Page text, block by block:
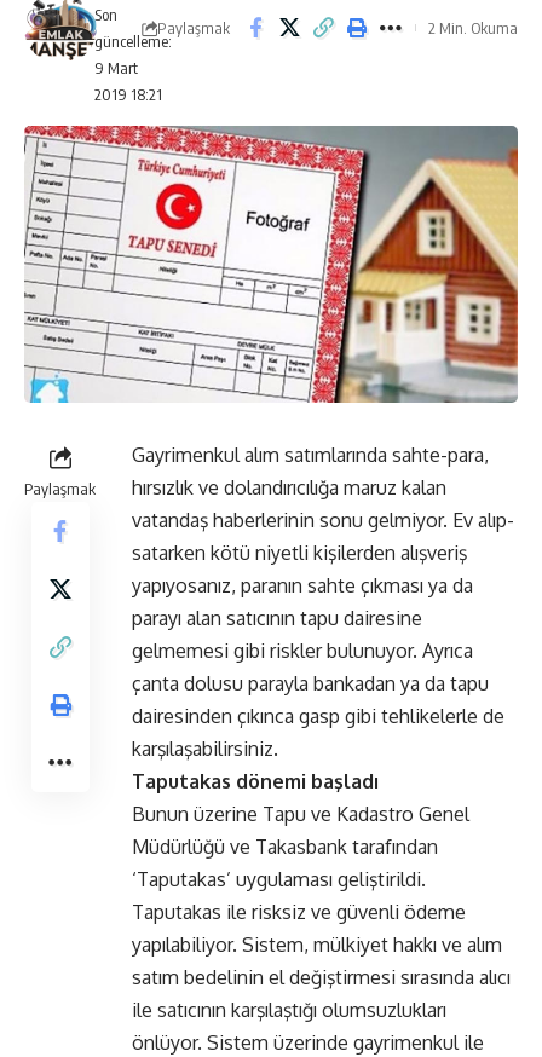
Son
güncelleme:
9 Mart
2019 18:21
Paylaşmak 2 Min. Okuma
Paylaşmak
Gayrimenkul alım satımlarında sahte-para,
hırsızlık ve dolandırıcılığa maruz kalan
vatandaş haberlerinin sonu gelmiyor. Ev alıp-
satarken kötü niyetli kişilerden alışveriş
yapıyosanız, paranın sahte çıkması ya da
parayı alan satıcının tapu dairesine
gelmemesi gibi riskler bulunuyor. Ayrıca
çanta dolusu parayla bankadan ya da tapu
dairesinden çıkınca gasp gibi tehlikelerle de
karşılaşabilirsiniz.
Taputakas dönemi başladı
Bunun üzerine Tapu ve Kadastro Genel
Müdürlüğü ve Takasbank tarafından
‘Taputakas’ uygulaması geliştirildi.
Taputakas ile risksiz ve güvenli ödeme
yapılabiliyor. Sistem, mülkiyet hakkı ve alım
satım bedelinin el değiştirmesi sırasında alıcı
ile satıcının karşılaştığı olumsuzlukları
önlüyor. Sistem üzerinde gayrimenkul ile